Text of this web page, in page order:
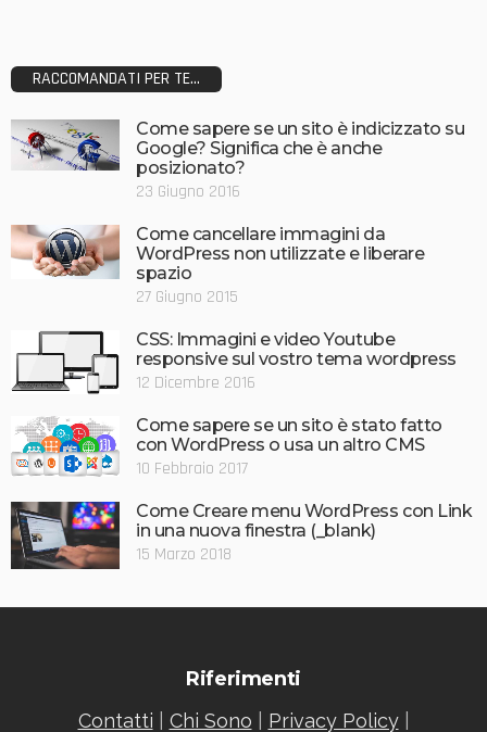
RACCOMANDATI PER TE...
Come sapere se un sito è indicizzato su
Google? Significa che è anche
posizionato?
23 Giugno 2016
Come cancellare immagini da
WordPress non utilizzate e liberare
spazio
27 Giugno 2015
CSS: Immagini e video Youtube
responsive sul vostro tema wordpress
12 Dicembre 2016
Come sapere se un sito è stato fatto
con WordPress o usa un altro CMS
10 Febbraio 2017
Come Creare menu WordPress con Link
in una nuova finestra (_blank)
15 Marzo 2018
Riferimenti
Contatti Chi Sono Privacy Policy|